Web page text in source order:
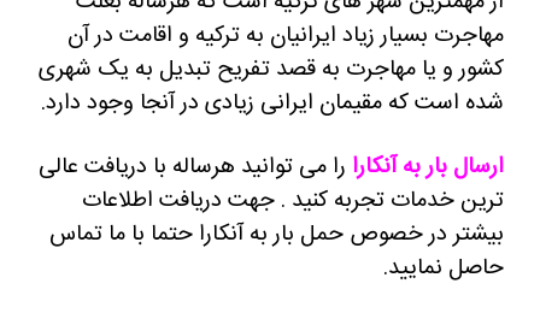
مهاجرت بسیار زیاد ایرانیان به ترکیه و اقامت در آن
کشور و یا مهاجرت به قصد تفریح تبدیل به یک شهری
شده است که مقیمان ایرانی زیادی در آنجا وجود دارد.
ارسال بار به آنکارا را می توانید هرساله با دریافت عالی
ترین خدمات تجربه کنید . جهت دریافت اطلاعات
بیشتر در خصوص حمل بار به آنکارا حتما با ما تماس
حاصل نمایید.